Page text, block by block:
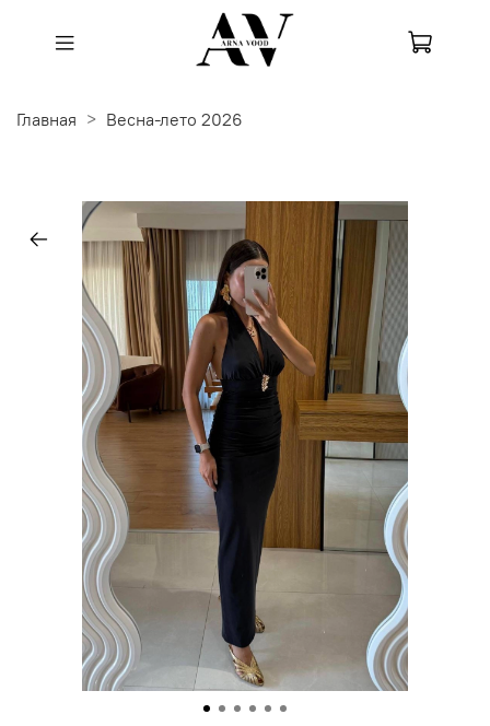
Главная Весна-лето 2026